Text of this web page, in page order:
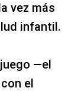
vez más
infantil.
—el
el